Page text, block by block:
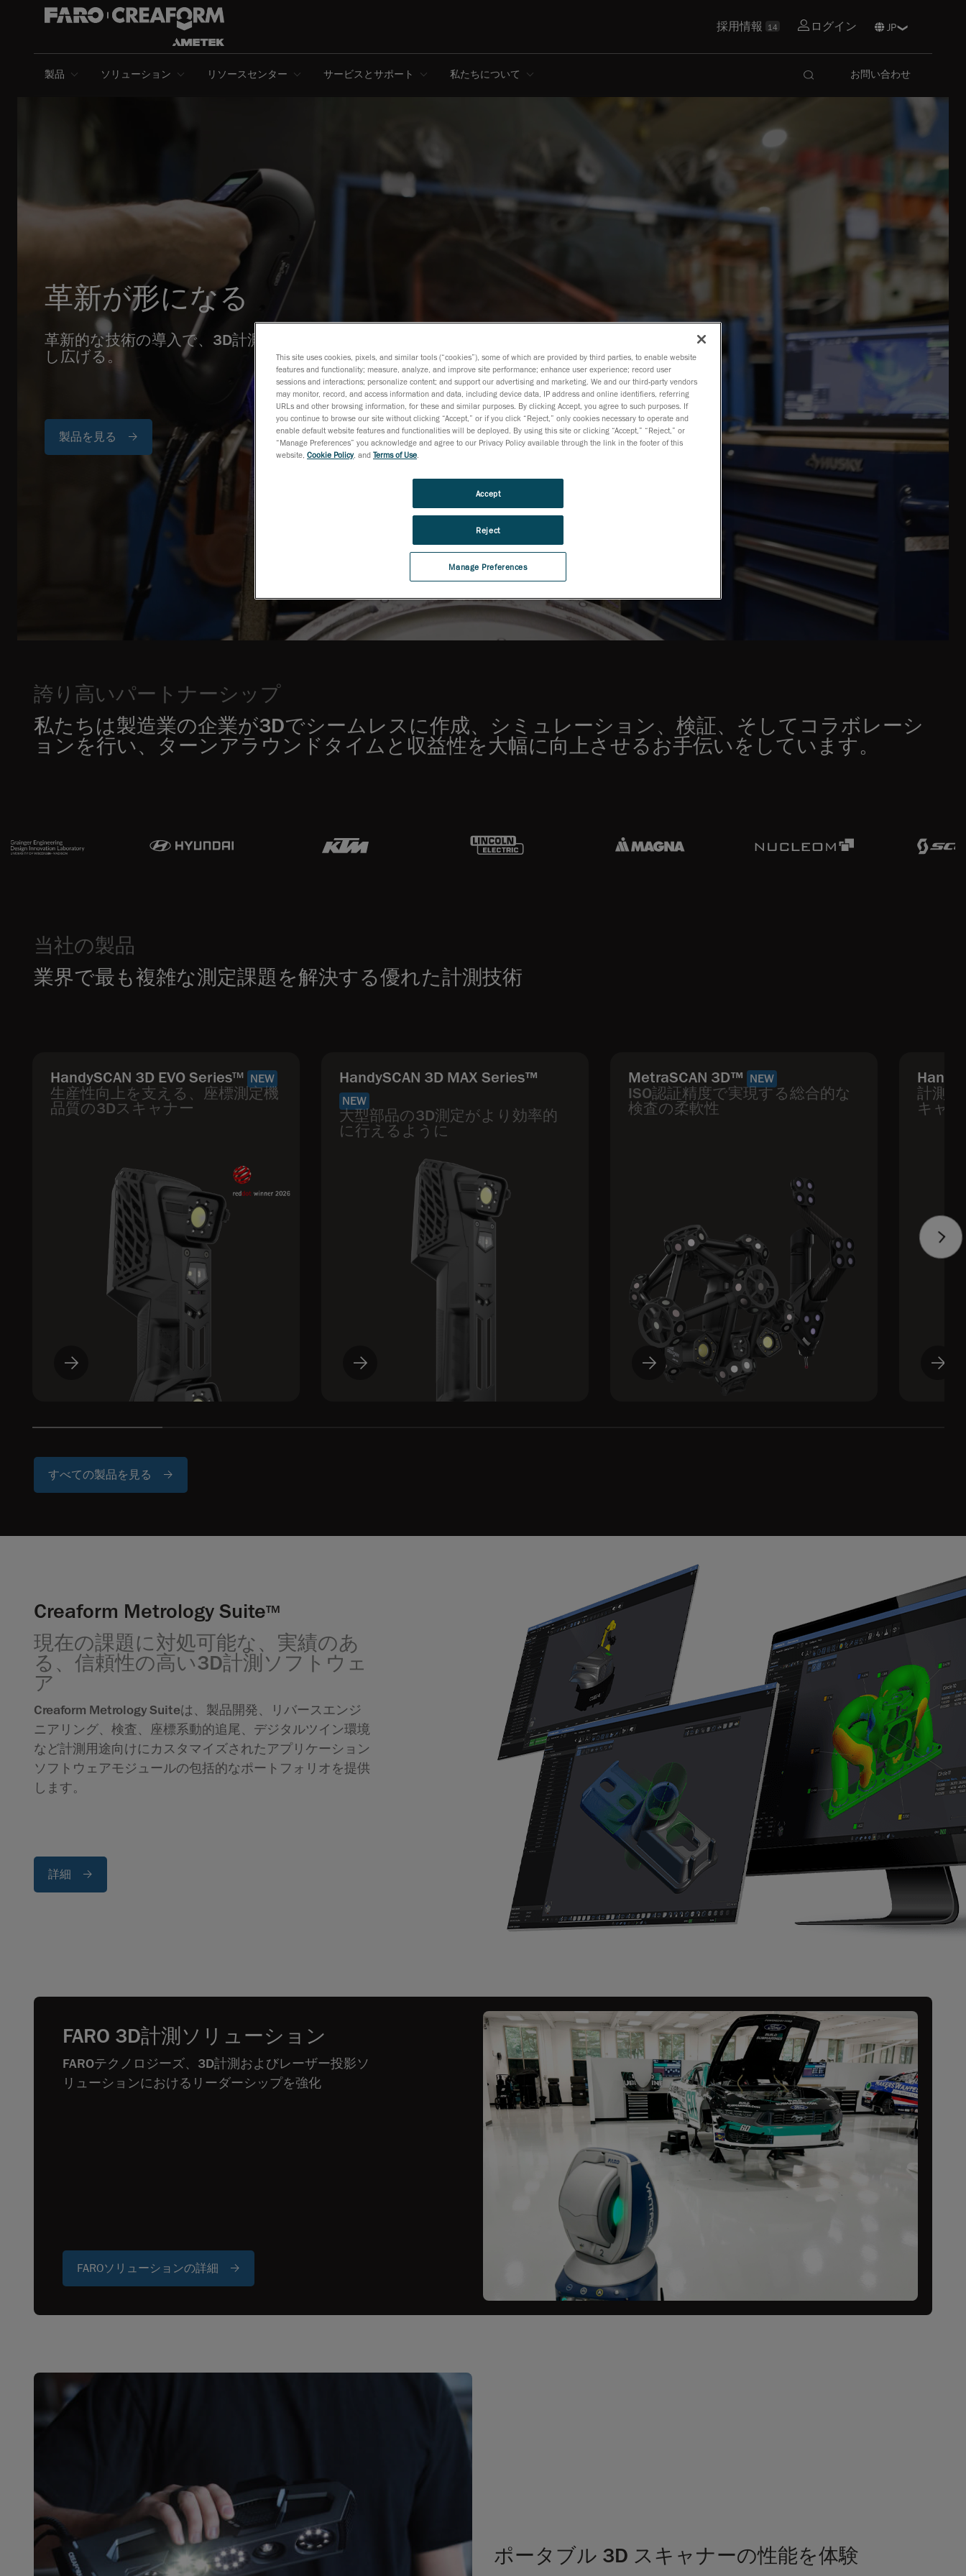
採用情報 14 ログイン
製品 ソリューション リソースセンター サービスとサポート 私たちについて お問い合わせ
革新が形になる
革新的な技術の導入で、3D計測手法の限界を押
し広げる。
製品を見る
誇り高いパートナーシップ
私たちは製造業の企業が3Dでシームレスに作成、シミュレーション、検証、そしてコラボレーシ
ョンを行い、ターンアラウンドタイムと収益性を大幅に向上させるお手伝いをしています。
当社の製品
業界で最も複雑な測定課題を解決する優れた計測技術
HandySCAN 3D EVO SeriesTM NEW
生産性向上を支える、座標測定機
品質の3Dスキャナー
HandySCAN 3D MAX Series™
NEW
大型部品の3D測定がより効率的
に行えるように
MetraSCAN 3D™ NEW
ISO認証精度で実現する総合的な
検査の柔軟性
計測
キャナ
すべての製品を見る
Creaform Metrology SuiteTM
現在の課題に対処可能な、実績のあ
る、信頼性の高い3D計測ソフトウェ
ア
Creaform Metrology Suiteは、製品開発、リバースエンジ
ニアリング、検査、座標系動的追尾、デジタルツイン環境
など計測用途向けにカスタマイズされたアプリケーション
ソフトウェアモジュールの包括的なポートフォリオを提供
します。
詳細
FARO 3D計測ソリューション
FAROテクノロジーズ、3D計測およびレーザー投影ソ
リューションにおけるリーダーシップを強化
FAROソリューションの詳細
ポータブル 3D スキャナーの性能を体験
This site uses cookies, pixels, and similar tools (“cookies”), some of which are provided by third parties, to enable website
features and functionality; measure, analyze, and improve site performance; enhance user experience; record user
sessions and interactions; personalize content; and support our advertising and marketing. We and our third-party vendors
may monitor, record, and access information and data, including device data, IP address and online identifiers, referring
URLs and other browsing information, for these and similar purposes. By clicking Accept, you agree to such purposes. If
you continue to browse our site without clicking “Accept,” or if you click “Reject,” only cookies necessary to operate and
enable default website features and functionalities will be deployed. By using this site or clicking “Accept,” “Reject,” or
“Manage Preferences” you acknowledge and agree to our Privacy Policy available through the link in the footer of this
website, Cookie Policy, and Terms of Use
Manage Preferences
Reject
Accept